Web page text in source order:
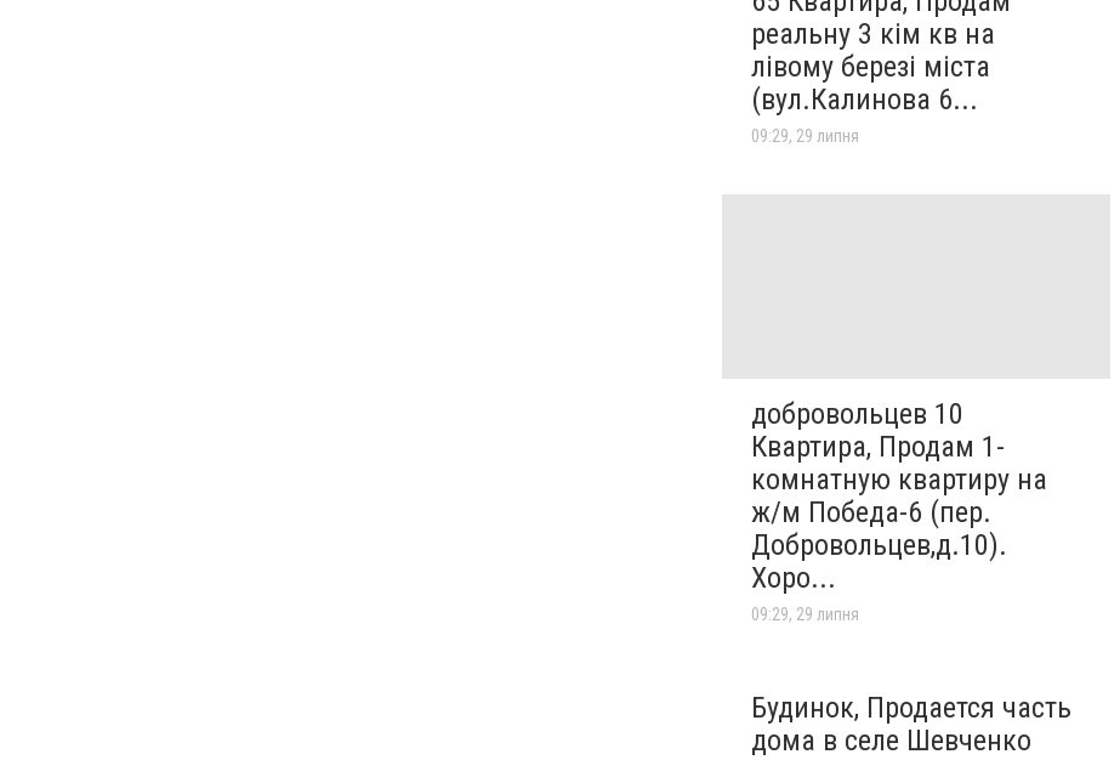
реальну 3 кім кв на
лівому березі міста
(вул.Калинова 6...
09:29, 29 липня
добровольцев 10
Квартира, Продам 1-
комнатную квартиру на
ж/м Победа-6 (пер.
Добровольцев,д.10).
Хоро...
09:29, 29 липня
Будинок, Продается часть
дома в селе Шевченко